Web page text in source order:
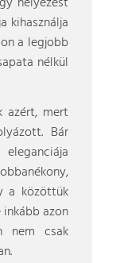
kihasználja
a legjobb
nélkül
azért, mert
Bár
a közöttük
azon
nem csak